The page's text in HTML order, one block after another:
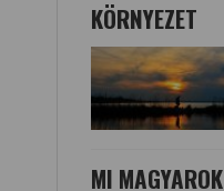
KÖRNYEZET
MI MAGYAROK